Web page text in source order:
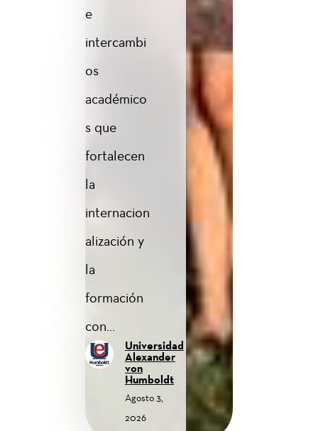
e
intercambi
os
académico
s que
fortalecen
la
internacion
alización y
la
formación
con...
Universidad
Alexander
von
Humboldt
Agosto 3,
2026